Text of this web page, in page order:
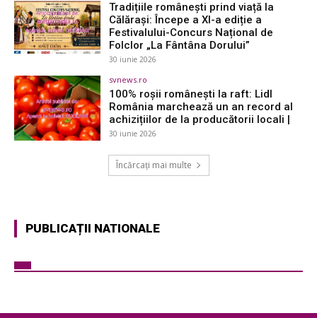
Tradițiile românești prind viață la
Călărași: Începe a XI-a ediție a
Festivalului-Concurs Național de
Folclor „La Fântâna Dorului”
30 iunie 2026
svnews.ro
100% roșii românești la raft: Lidl
România marchează un an record al
achizițiilor de la producătorii locali |
30 iunie 2026
Încărcați mai multe
PUBLICAȚII NATIONALE